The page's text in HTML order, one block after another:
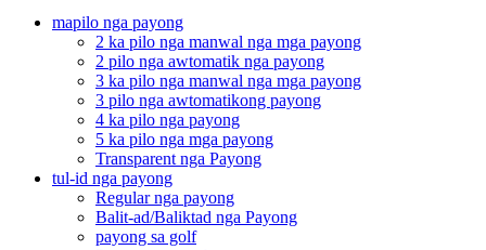
mapilo nga payong
2 ka pilo nga manwal nga mga payong
2 pilo nga awtomatik nga payong
3 ka pilo nga manwal nga mga payong
3 pilo nga awtomatikong payong
4 ka pilo nga payong
5 ka pilo nga mga payong
Transparent nga Payong
tul-id nga payong
Regular nga payong
Balit-ad/Baliktad nga Payong
payong sa golf